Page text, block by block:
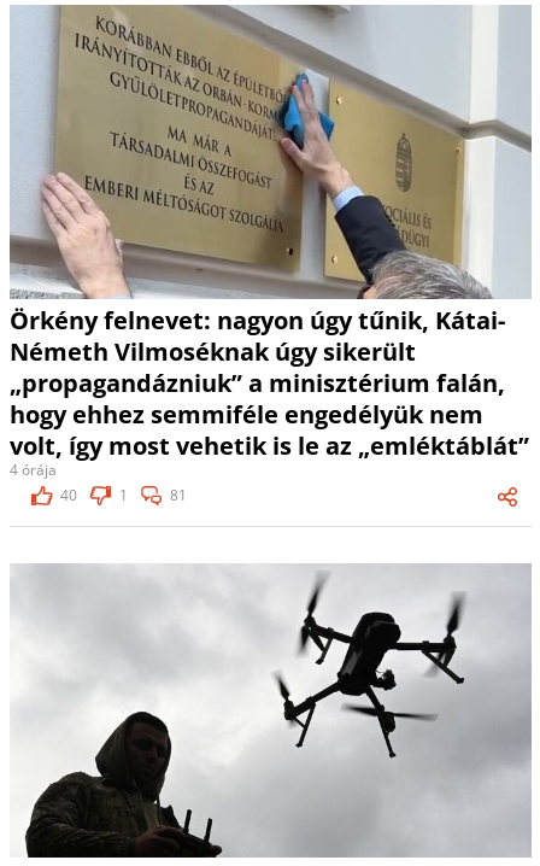
Örkény felnevet: nagyon úgy tűnik, Kátai-
Németh Vilmoséknak úgy sikerült
„propagandázniuk” a minisztérium falán,
hogy ehhez semmiféle engedélyük nem
volt, így most vehetik is le az „emléktáblát”
4 órája
40
1 81